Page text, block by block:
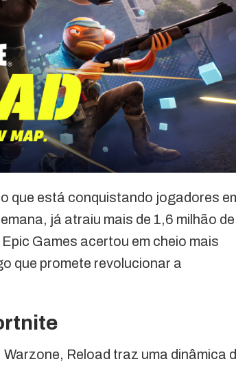
que está conquistando jogadores
já atraiu mais de 1,6 milhão de
Games acertou em cheio mais
que promete revolucionar a
Reload traz uma dinâmica